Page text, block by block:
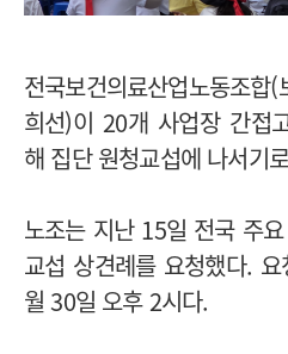
전국보건의료산업노동조합
희선)이 20개 사업장 간접
해 집단 원청교섭에 나서기
노조는 지난 15일 전국 주
교섭 상견례를 요청했다.
월 30일 오후 2시다.